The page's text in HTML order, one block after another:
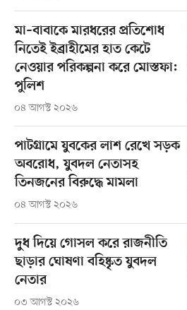
মা–বাবাকে মারধরের প্রতিশোধ
নিতেই ইব্রাহীমের হাত কেটে
নেওয়ার পরিকল্পনা করে মোস্তফা:
পুলিশ
০৪ আগস্ট ২০২৬
পাটগ্রামে যুবকের লাশ রেখে সড়ক
অবরোধ, যুবদল নেতাসহ
তিনজনের বিরুদ্ধে মামলা
০৪ আগস্ট ২০২৬
দুধ দিয়ে গোসল করে রাজনীতি
ছাড়ার ঘোষণা বহিষ্কৃত যুবদল
নেতার
০৩ আগস্ট ২০২৬